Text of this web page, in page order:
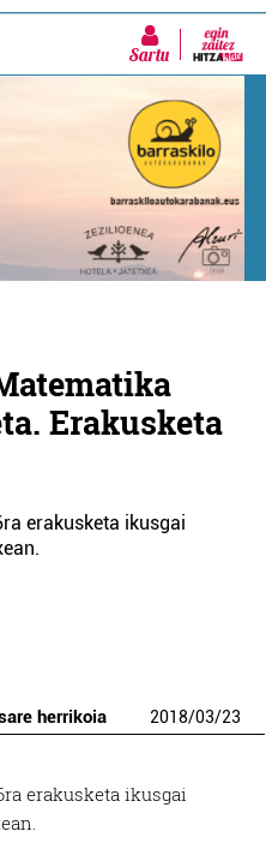
Sartu
Erakusketa
erakusketa ikusgai
herrikoia 2018/03/23
erakusketa ikusgai